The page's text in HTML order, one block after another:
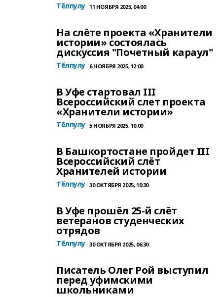
Тĕлпулу 11 НОЯБРЯ 2025, 04:00
На слёте проекта «Хранители
истории» состоялась
дискуссия "Почетный караул"
Тĕлпулу 6 НОЯБРЯ 2025, 12:00
В Уфе стартовал III
Всероссийский слет проекта
«Хранители истории»
Тĕлпулу 5 НОЯБРЯ 2025, 10:00
В Башкортостане пройдет III
Всероссийский слёт
Хранителей истории
Тĕлпулу 30 ОКТЯБРЯ 2025, 10:30
В Уфе прошёл 25-й слёт
ветеранов студенческих
отрядов
Тĕлпулу 30 ОКТЯБРЯ 2025, 06:30
Писатель Олег Рой выступил
перед уфимскими
школьниками